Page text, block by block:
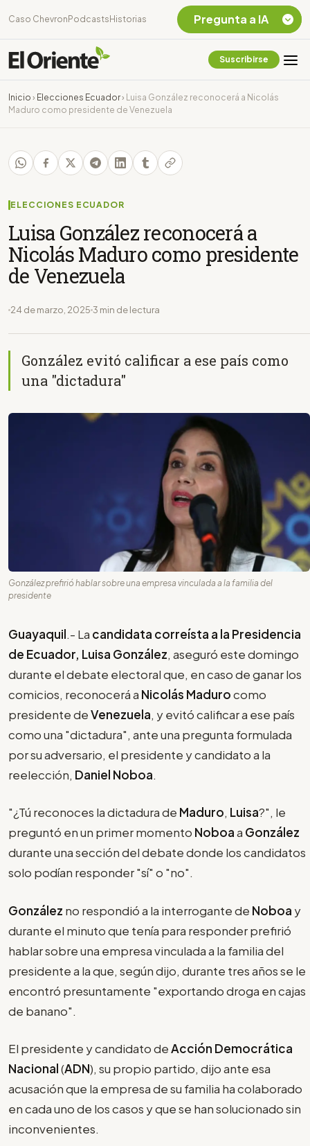
Caso Chevron Podcasts Historias
Suscribirse
Inicio › Elecciones Ecuador›
Luisa González reconocerá a Nicolás
Maduro como presidente de Venezuela
ELECCIONES ECUADOR
Luisa González reconocerá a
Nicolás Maduro como presidente
de Venezuela
24 de marzo, 2025 3 min de lectura
González evitó calificar a ese país como
una "dictadura"
González prefirió hablar sobre una empresa vinculada a la familia del
presidente
Guayaquil.- La candidata correísta a la Presidencia
de Ecuador, Luisa González, aseguró este domingo
durante el debate electoral que, en caso de ganar los
comicios, reconocerá a Nicolás Madurocomo
presidente deVenezuela, y evitó calificar a ese país
como una "dictadura", ante una pregunta formulada
por su adversario, el presidente y candidato a la
reelección, Daniel Noboa.
"¿Tú reconoces la dictadura de Maduro, Luisa?", le
preguntó en un primer momento Noboaa González
durante una sección del debate donde los candidatos
solo podían responder "sí" o "no".
González no respondió a la interrogante de Noboa y
durante el minuto que tenía para responder prefirió
hablar sobre una empresa vinculada a la familia del
presidente a la que, según dijo, durante tres años se le
encontró presuntamente "exportando droga en cajas
de banano".
El presidente y candidato deAcción Democrática
Nacional(ADN), su propio partido, dijo ante esa
acusación que la empresa de su familia ha colaborado
en cada uno de los casos y que se han solucionado sin
inconvenientes.
Pregunta a IA
Chevron Ecuador